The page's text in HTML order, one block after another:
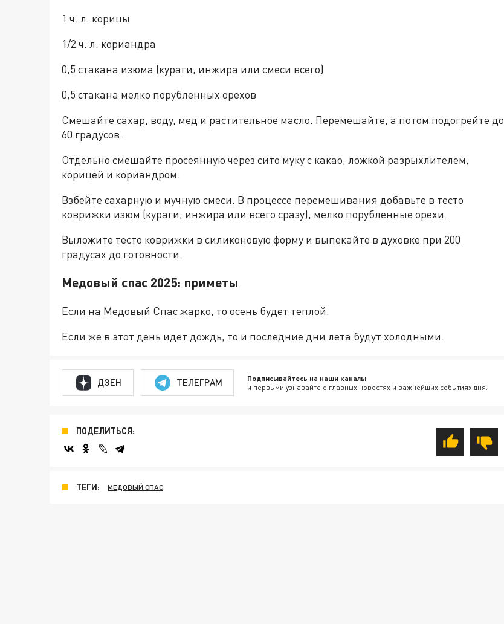
1 ч. л. корицы
1/2 ч. л. кориандра
0,5 стакана изюма (кураги, инжира или смеси всего)
0,5 стакана мелко порубленных орехов
Смешайте сахар, воду, мед и растительное масло. Перемешайте, а потом подогрейте до
60 градусов.
Отдельно смешайте просеянную через сито муку с какао, ложкой разрыхлителем,
корицей и кориандром.
Взбейте сахарную и мучную смеси. В процессе перемешивания добавьте в тесто
коврижки изюм (кураги, инжира или всего сразу), мелко порубленные орехи.
Выложите тесто коврижки в силиконовую форму и выпекайте в духовке при 200
градусах до готовности.
Медовый спас 2025: приметы
Если на Медовый Спас жарко, то осень будет теплой.
Если же в этот день идет дождь, то и последние дни лета будут холодными.
ДЗЕН ТЕЛЕГРАМ Подписывайтесь на наши каналы
и первыми узнавайте о главных новостях и важнейших событиях дня.
ПОДЕЛИТЬСЯ:
ТЕГИ: МЕДОВЫЙ СПАС